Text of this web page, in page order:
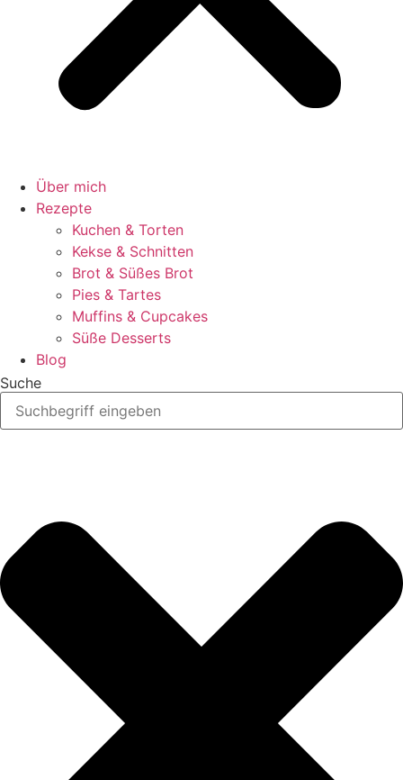
Über mich
Rezepte
Kuchen & Torten
Kekse & Schnitten
Brot & Süßes Brot
Pies & Tartes
Muffins & Cupcakes
Süße Desserts
Blog
Suche